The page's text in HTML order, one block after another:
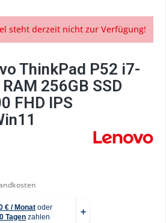
steht derzeit nicht zur Verfügung!
ThinkPad P52 i7-
256GB SSD
FHD IPS